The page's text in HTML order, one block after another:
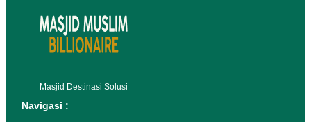
Masjid Destinasi Solusi
Navigasi :